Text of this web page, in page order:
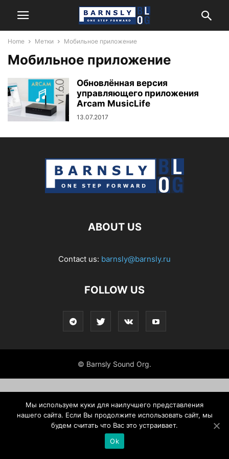
Home Метки Мобильное приложение
Мобильное приложение
Обновлённая версия
управляющего приложения
Arcam MusicLife
13.07.2017
ABOUT US
Contact us: barnsly@barnsly.ru
FOLLOW US
© Barnsly Sound Org.
Мы используем куки для наилучшего представления
нашего сайта. Если Вы продолжите использовать сайт, мы
будем считать что Вас это устраивает.
Ok